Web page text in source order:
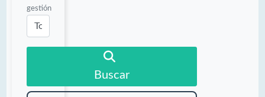
gestión
Buscar